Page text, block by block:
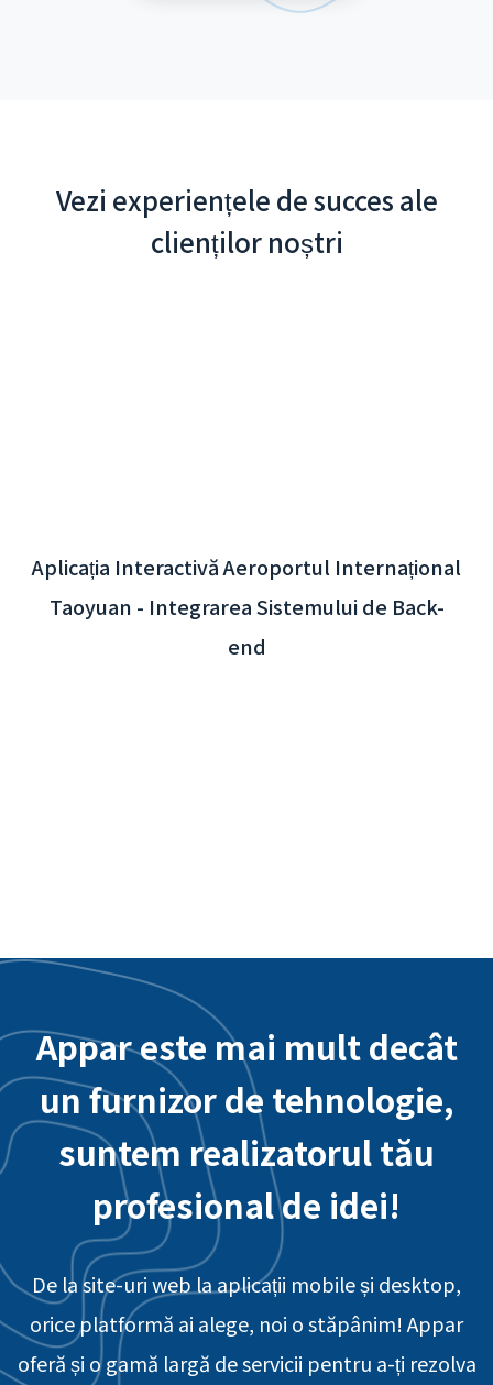
Vezi experiențele de succes ale
clienților noștri
Appar este mai mult decât
un furnizor de tehnologie,
suntem realizatorul tău
profesional de idei!
De la site-uri web la aplicații mobile și desktop,
orice platformă ai alege, noi o stăpânim! Appar